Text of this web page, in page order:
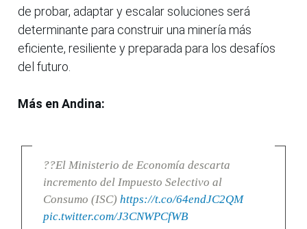
de probar, adaptar y escalar soluciones será
determinante para construir una minería más
eficiente, resiliente y preparada para los desafíos
del futuro.
Más en Andina:
??El Ministerio de Economía descarta
incremento del Impuesto Selectivo al
Consumo (ISC) https://t.co/64endJC2QM
pic.twitter.com/J3CNWPCfWB